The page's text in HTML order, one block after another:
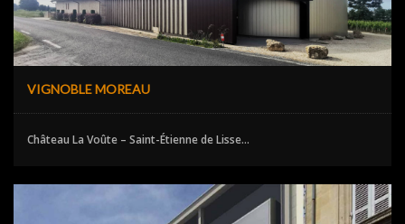
VIGNOBLE MOREAU
Château La Voûte – Saint-Étienne de Lisse...